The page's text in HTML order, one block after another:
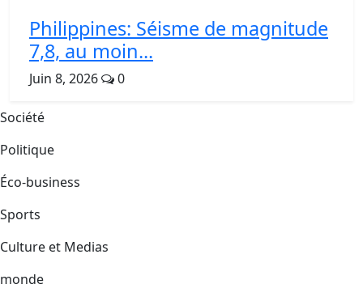
Philippines: Séisme de magnitude
7,8, au moin...
Juin 8, 2026 0
Société
Politique
Éco-business
Sports
Culture et Medias
monde